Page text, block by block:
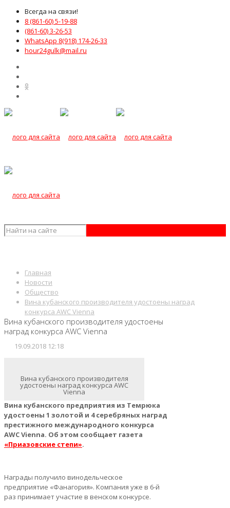
Всегда на связи!
8 (861-60) 5-19-88
(861-60) 3-26-53
WhatsApp 8(918) 174-26-33
hour24gulk@mail.ru
Главная
Новости
Общество
Вина кубанского производителя удостоены наград
конкурса AWC Vienna
Вина кубанского производителя удостоены
наград конкурса AWC Vienna
19.09.2018 12:18
Вина кубанского производителя
удостоены наград конкурса AWC
Vienna
Вина кубанского предприятия из Темрюка
удостоены 1 золотой и 4 серебряных наград
престижного международного конкурса
AWC Vienna. Об этом сообщает газета
«Приазовские степи».
Награды получило винодельческое
предприятие «Фанагория». Компания уже в 6-й
раз принимает участие в венском конкурсе.